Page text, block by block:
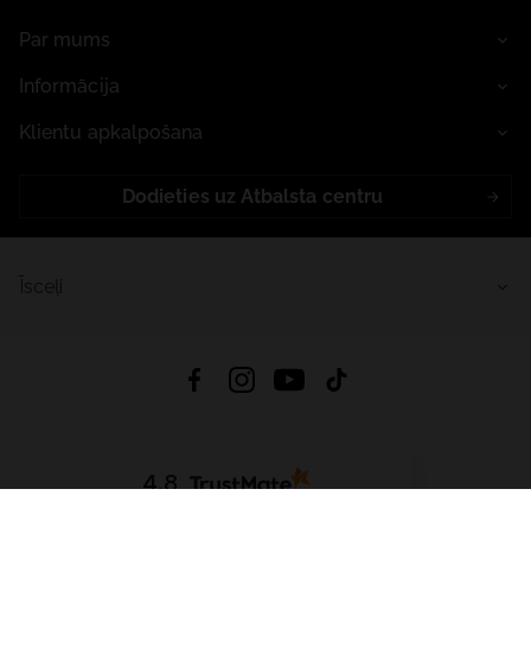
Par mums
Informācija
Klientu apkalpošana
Dodieties uz Atbalsta centru
4.8